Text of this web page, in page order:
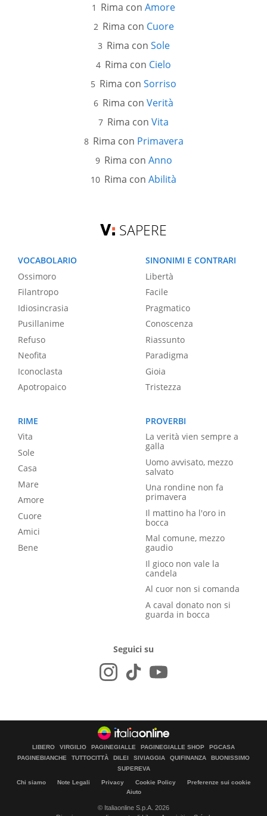
Rima con Amore
Rima con Cuore
Rima con Sole
Rima con Cielo
Rima con Sorriso
Rima con Verità
Rima con Vita
Rima con Primavera
Rima con Anno
Rima con Abilità
SAPERE
VOCABOLARIO
Ossimoro
Filantropo
Idiosincrasia
Pusillanime
Refuso
Neofita
Iconoclasta
Apotropaico
SINONIMI E CONTRARI
Libertà
Facile
Pragmatico
Conoscenza
Riassunto
Paradigma
Gioia
Tristezza
RIME
Vita
Sole
Casa
Mare
Amore
Cuore
Amici
Bene
PROVERBI
La verità vien sempre a
galla
Uomo avvisato, mezzo
salvato
Una rondine non fa
primavera
Il mattino ha l'oro in
bocca
Mal comune, mezzo
gaudio
Il gioco non vale la
candela
Al cuor non si comanda
A caval donato non si
guarda in bocca
Seguici su
LIBERO VIRGILIO PAGINEGIALLE PAGINEGIALLE SHOP
PGCASA
PAGINEBIANCHE
TUTTOCITTÀ DILEI SIVIAGGIA QUIFINANZA
BUONISSIMO
SUPEREVA
Chi siamo Note Legali Privacy Cookie Policy
Preferenze sui cookie
Aiuto
© Italiaonline S.p.A. 2026